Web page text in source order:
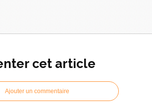
cet article
Ajouter un commentaire